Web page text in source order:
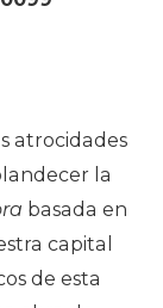
atrocidades
la
basada en
capital
de esta